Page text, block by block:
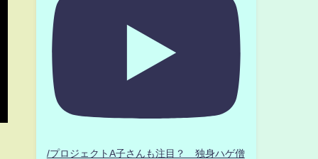
/プロジェクトA子さんも注目？ 独身ハゲ僧